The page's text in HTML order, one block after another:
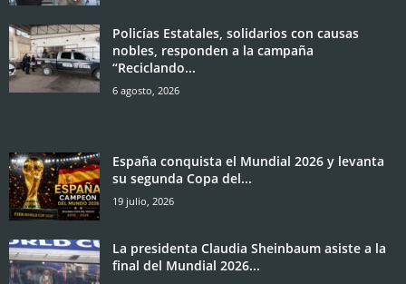
Policías Estatales, solidarios con causas
nobles, responden a la campaña
“Reciclando...
6 agosto, 2026
España conquista el Mundial 2026 y levanta
su segunda Copa del...
19 julio, 2026
La presidenta Claudia Sheinbaum asiste a la
final del Mundial 2026...